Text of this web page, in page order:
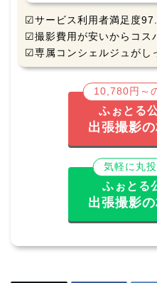
☑サービス利用者満足度
☑撮影費用が安いからコス
☑専属コンシェルジュがし
10,780円～
ふぉとる
出張撮影
気軽に丸
ふぉとる
出張撮影